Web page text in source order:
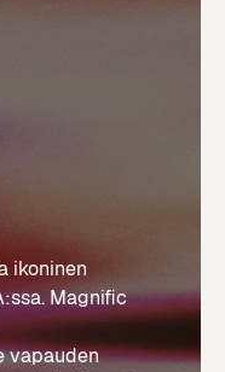
ikoninen
Magnific
vapauden